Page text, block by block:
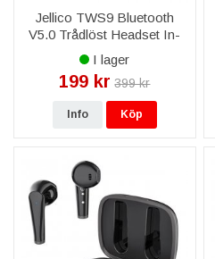
Jellico TWS9 Bluetooth
V5.0 Trådlöst Headset In-
Ear hörlurar - Svart
I lager
199 kr 399 kr
Info Köp